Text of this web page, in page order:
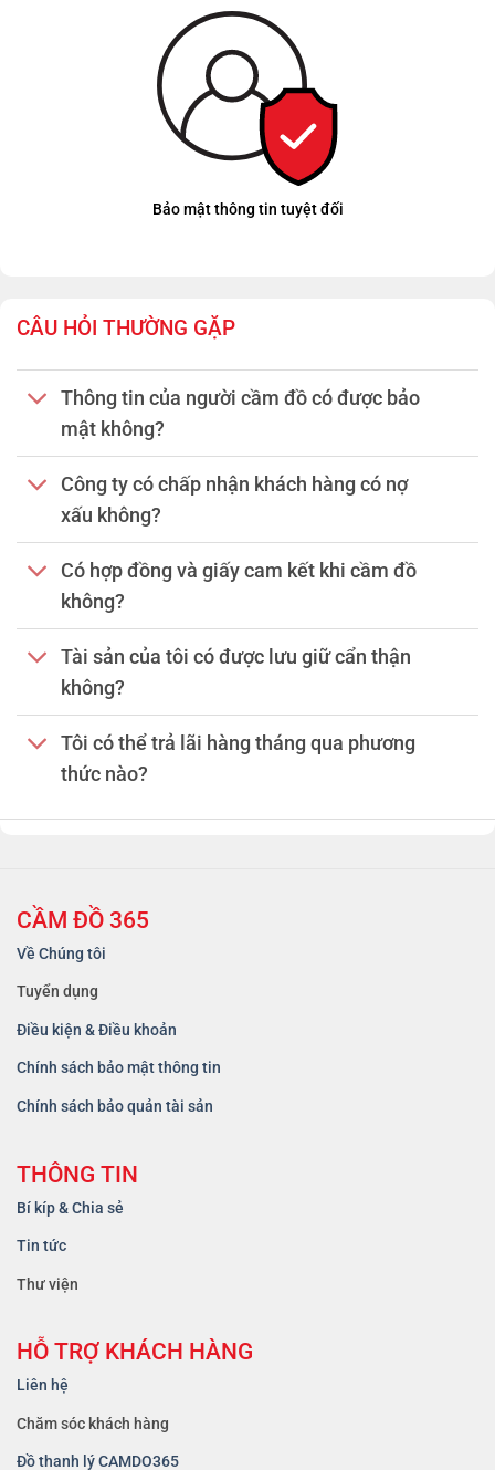
Bảo mật thông tin tuyệt đối
CÂU HỎI THƯỜNG GẶP
Thông tin của người cầm đồ có được bảo
mật không?
Công ty có chấp nhận khách hàng có nợ
xấu không?
Có hợp đồng và giấy cam kết khi cầm đồ
không?
Tài sản của tôi có được lưu giữ cẩn thận
không?
Tôi có thể trả lãi hàng tháng qua phương
thức nào?
CẦM ĐỒ 365
Về Chúng tôi
Tuyển dụng
Điều kiện & Điều khoản
Chính sách bảo mật thông tin
Chính sách bảo quản tài sản
THÔNG TIN
Bí kíp & Chia sẻ
Tin tức
Thư viện
HỖ TRỢ KHÁCH HÀNG
Liên hệ
Chăm sóc khách hàng
Đồ thanh lý CAMDO365